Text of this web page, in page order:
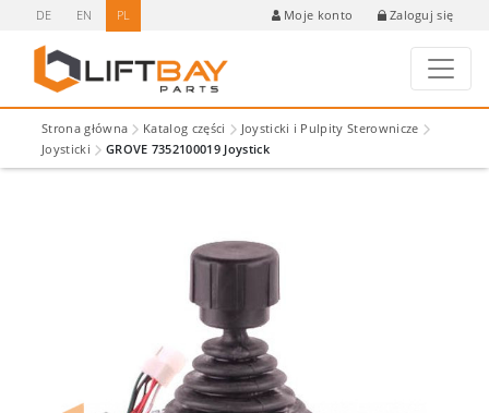
DE EN PL Moje konto Zaloguj się
Strona główna Katalog części
Joysticki i Pulpity Sterownicze
Joysticki
GROVE 7352100019 Joystick